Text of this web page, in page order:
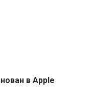
в Apple